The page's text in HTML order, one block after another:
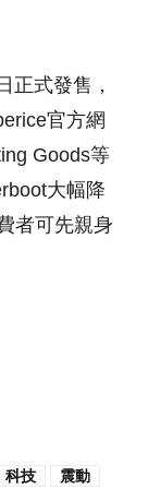
正式發售，
官方網
Goods等
大幅降
者可先親身
科技 震動